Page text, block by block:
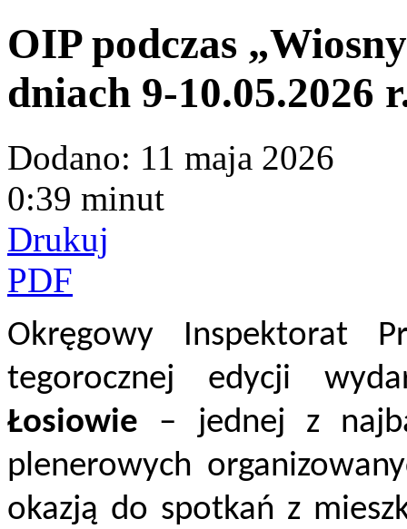
OIP podczas
dniach 9-10.05.2026
Dodano: 11 maja 2026
0:39 minut
Drukuj
PDF
Okręgowy Inspektorat
tegorocznej edycji
Łosiowie – jednej z
plenerowych
okazją do spotkań z